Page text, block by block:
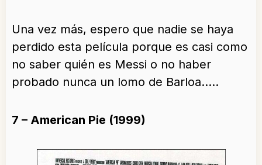
Una vez más, espero que nadie se haya
perdido esta película porque es casi como
no saber quién es Messi o no haber
probado nunca un lomo de Barloa…..
7 – American Pie (1999)